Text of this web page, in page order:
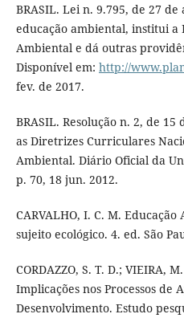
BRASIL. Lei n. 9.795, de 27
educação ambiental, institui a
Ambiental e dá outras
Disponível em: http://
fev. de 2017.
BRASIL. Resolução n. 2, de
as Diretrizes Curriculares
Ambiental. Diário Oficial da
p. 70, 18 jun. 2012.
CARVALHO, I. C. M.
sujeito ecológico. 4. ed. São
CORDAZZO, S. T. D.; VIEIRA,
Implicações nos Processos de
Desenvolvimento. Estudo